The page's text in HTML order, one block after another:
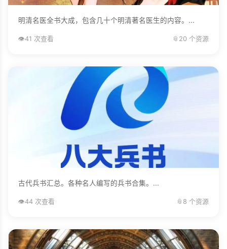
明清名医全书大成，包含几十个明清著名医生的内容。...
👁️41 次查看 📎 20 个资源
古代兵书汇总。各种名人编写的兵书合集。...
👁️44 次查看 📎 8 个资源